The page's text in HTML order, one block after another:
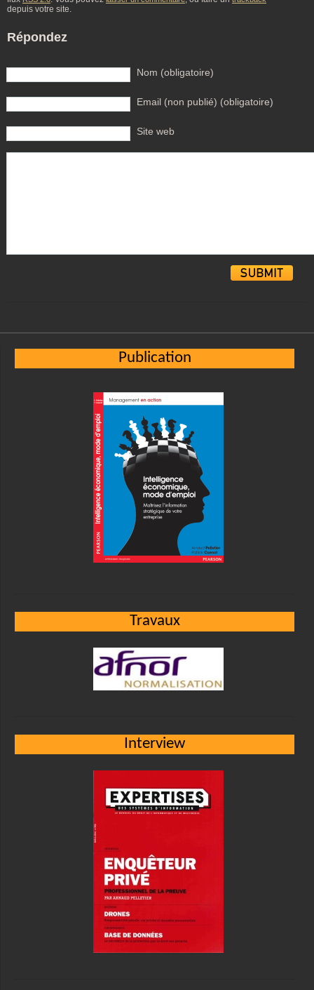
depuis votre site.
Répondez
Nom (obligatoire)
Email (non publié) (obligatoire)
Site web
Publication
Travaux
Interview